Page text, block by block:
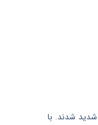
شدید شدند. با